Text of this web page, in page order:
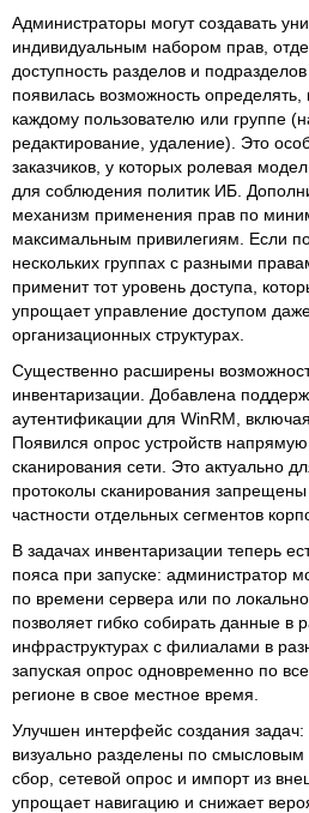
Администраторы могут создавать
индивидуальным набором прав,
доступность разделов и
появилась возможность
каждому пользователю или группе
редактирование, удаление). Это
заказчиков, у которых ролевая
для соблюдения политик ИБ.
механизм применения прав по
максимальным привилегиям. Если
нескольких группах с разными
применит тот уровень доступа,
упрощает управление доступом
организационных структурах.
Существенно расширены
инвентаризации. Добавлена
аутентификации для WinRM,
Появился опрос устройств
сканирования сети. Это актуально
протоколы сканирования
частности отдельных сегментов
В задачах инвентаризации теперь
пояса при запуске: администратор
по времени сервера или по
позволяет гибко собирать данные в
инфраструктурах с филиалами в
запуская опрос одновременно по
регионе в свое местное время.
Улучшен интерфейс создания задач:
визуально разделены по
сбор, сетевой опрос и импорт из
упрощает навигацию и снижает